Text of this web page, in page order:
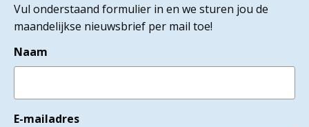
Vul onderstaand formulier in en we sturen jou de
maandelijkse nieuwsbrief per mail toe!
Naam
E-mailadres